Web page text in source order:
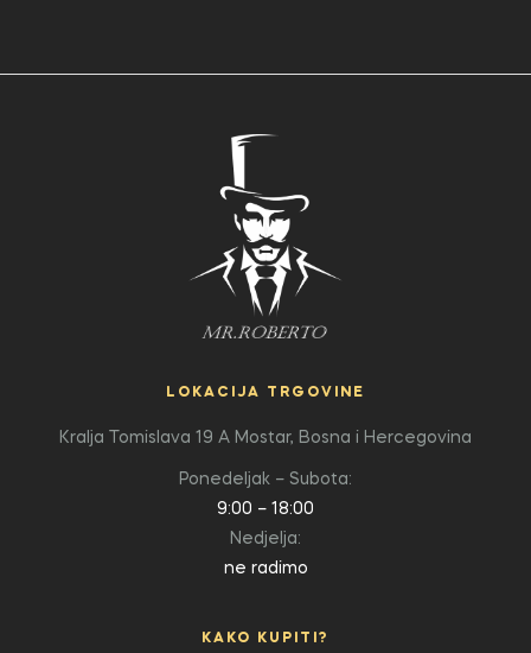
LOKACIJA TRGOVINE
Kralja Tomislava 19 A Mostar, Bosna i Hercegovina
Ponedeljak – Subota:
9:00 – 18:00
Nedjelja:
ne radimo
KAKO KUPITI?